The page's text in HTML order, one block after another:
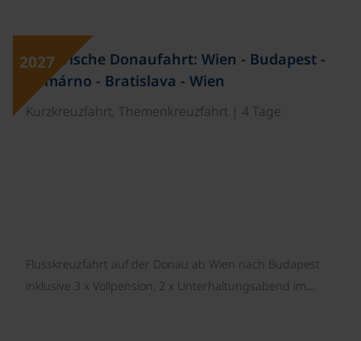
2027
Historische Donaufahrt: Wien - Budapest -
Komárno - Bratislava - Wien
Kurzkreuzfahrt, Themenkreuzfahrt | 4 Tage
Flusskreuzfahrt auf der Donau ab Wien nach Budapest
inklusive 3 x Vollpension, 2 x Unterhaltungsabend im…